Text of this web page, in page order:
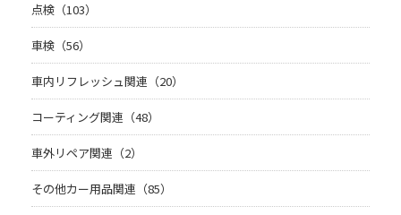
点検（103）
車検（56）
車内リフレッシュ関連（20）
コーティング関連（48）
車外リペア関連（2）
その他カー用品関連（85）